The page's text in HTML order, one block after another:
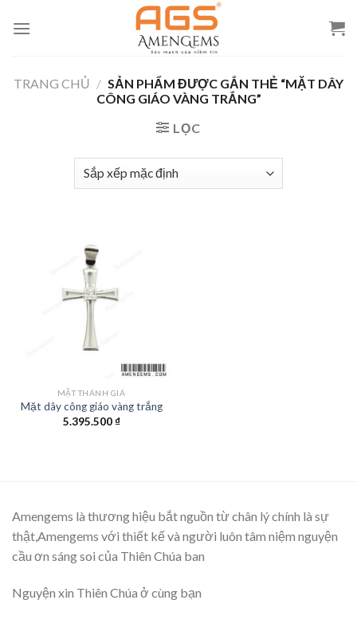
TRANG CHỦ / SẢN PHẨM ĐƯỢC GẮN THẺ “MẶT DÂY
CÔNG GIÁO VÀNG TRẮNG”
LỌC
MẶT THÁNH GIÁ
Mặt dây công giáo vàng trắng
5.395.500₫
Amengems là thương hiệu bắt nguồn từ chân lý chính là sự
thật,Amengems với thiết kế và người luôn tâm niệm nguyện
cầu ơn sáng soi của Thiên Chúa ban
Nguyện xin Thiên Chúa ở cùng bạn